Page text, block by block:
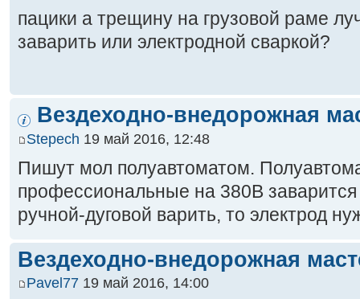
пацики а трещину на грузовой раме
заварить или электродной сваркой?
Вездеходно-внедорожная
Stepech 19 май 2016, 12:48
Пишут мол полуавтоматом.
профессиональные на 380В
ручной-дуговой варить, то электрод
Вездеходно-внедорожная
Pavel77 19 май 2016, 14:00